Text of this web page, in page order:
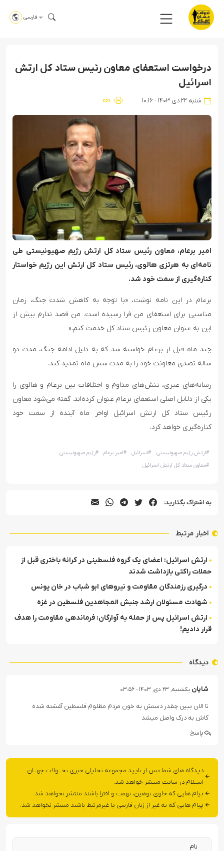
فارسی
درخواست استعفای معاون رئیس ستاد کل ارتش
اسرائیل
شنبه ۲۲ دی ۱۴۰۳ - ۱۰:۱۶
امیر برعام، معاون رئیس ستاد کل ارتش رژیم صهیونیستی طی
نامه‌ای به هرتزی هالوی، رئیس ستاد کل ارتش این رژیم خواستار
کناره‌گیری از سمت خود شد.
برعام در این نامه نوشت، «با توجه به کاهش شدت جنگ، زمان
مناسبی برای استعفای من فرا رسیده است. من قصد ندارم بیش از
این به عنوان معاون رئیس ستاد کل خدمت کنم.»
چند ماه قبل از برعام خواسته شد که به دلیل ادامه جنگ، مدت دو
ساله تصدی معاونت خود را به مدت شش ماه تمدید کند.
رسانه‌های عبری، تنش‌های مداوم و اختلافات بین برعام و هالوی را
یکی از دلایل اصلی استعفای برعام عنوان کرده‌اند. گفته می‌شود معاون
رئیس ستاد کل ارتش اسرائیل اواخر ماه آینده از سمت خود
کناره‌گیری خواهد کرد.
#ارتش رژیم صهیونیستی #اسرائیل #امیر برعام #رژیم صهیونیستی
#معاون ستاد کل ارتش اسرائیل
به اشتراک بگذارید:
اخبار مرتبط
ارتش اسرائیل: اعضای یک گروه فلسطینی در کرانه باختری قبل از
حملات راکتی بازداشت شدند
درگیری رزمندگان مقاومت و نیروهای ابو شباب در خان یونس
شهادت مسئولان ارشد جنبش المجاهدین فلسطین در غزه
ارتش اسرائیل پس از حمله به آوارگان: فرماندهی مقاومت را هدف
قرار دادیم!
دیدگاه
شایان یکشنبه, ۲۳ دی, ۱۴۰۳ - ۰۳:۵۶
تا الان ببین چقدر دستش به خون مردم مظلوم فلسطین آغشته شده
کاش به درک واصل میشد
پاسخ
دیدگاه های شما پس از تایید مجموعه تحلیلی خبری تحــولات جهــان
اســلام در سایت منتشر خواهد شد.
پیام هایی که حاوی توهین، تهمت و افترا باشند منتشر نخواهد شد.
پیام هایی که به غیر از زبان فارسی یا غیرمرتبط باشند منتشر نخواهد شد.